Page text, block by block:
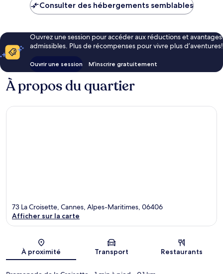
Consulter des hébergements semblables
Ouvrez une session pour accéder aux réductions et avantages
admissibles. Plus de récompenses pour vivre plus d’aventures!
Ouvrir une session M’inscrire gratuitement
À propos du quartier
Carte
73 La Croisette, Cannes, Alpes-Maritimes, 06406
Afficher sur la carte
À proximité Transport Restaurants